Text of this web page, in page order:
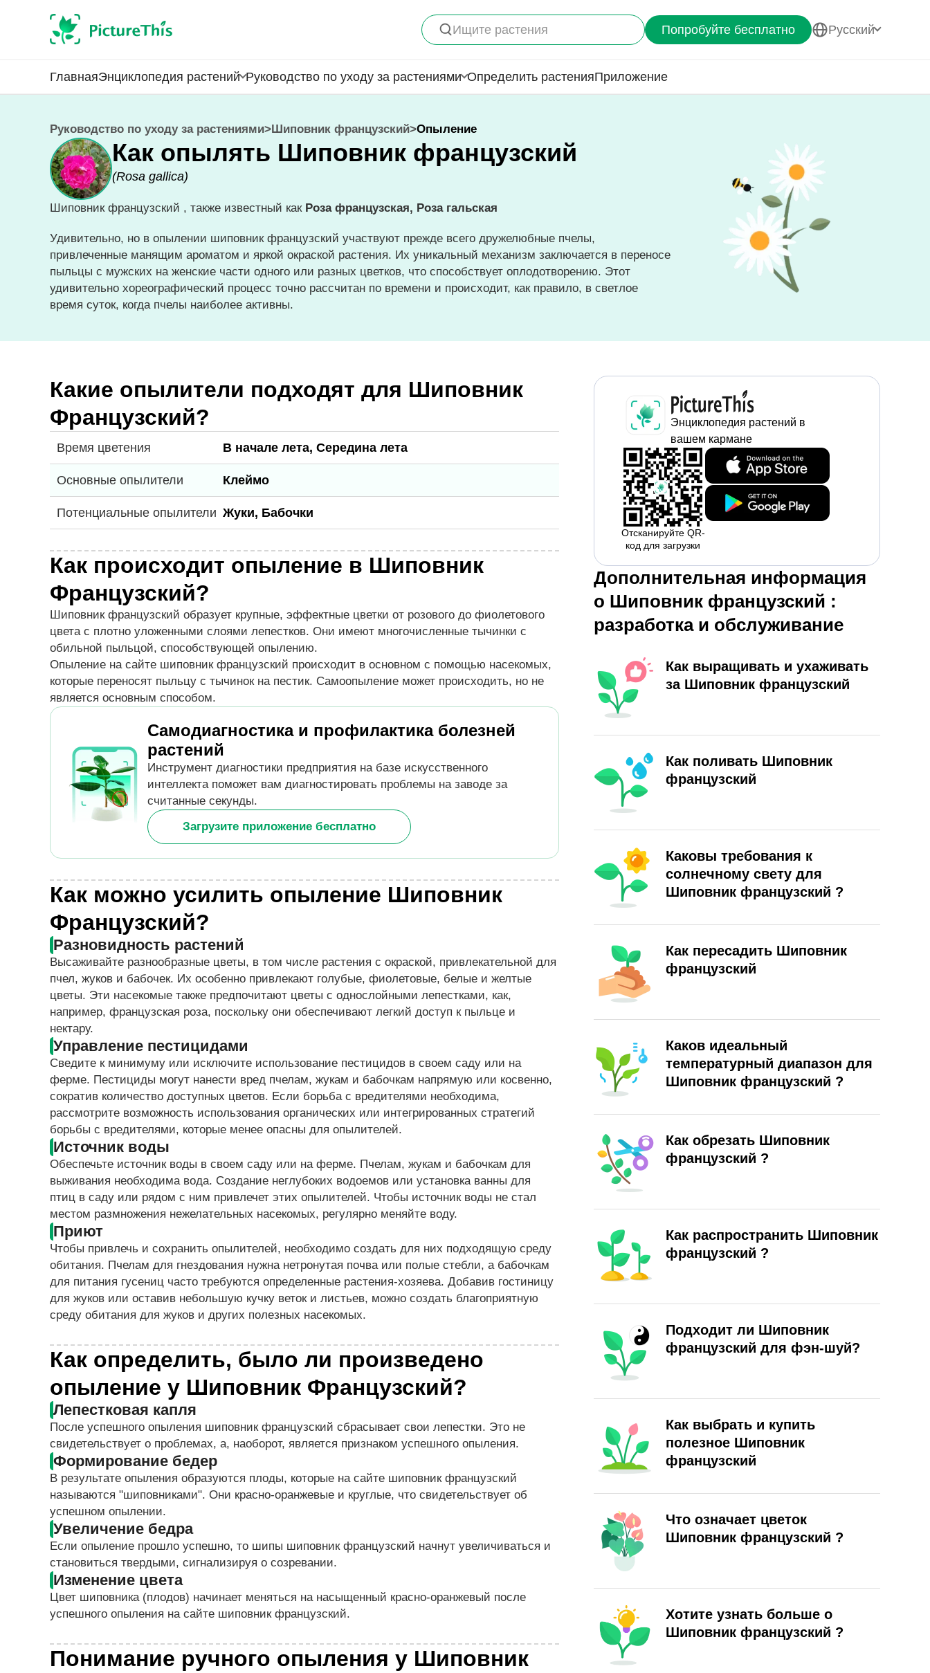
Ищите растения Попробуйте бесплатно Pусский
ГлавнаяЭнциклопедия растений Руководство по уходу за растениями Определить растенияПриложение
Руководство по уходу за растениями>Шиповник французский>Опыление
Как опылять Шиповник французский
(Rosa gallica)
Шиповник французский , также известный как Роза французская, Роза гальская
Удивительно, но в опылении шиповник французский участвуют прежде всего дружелюбные пчелы,
привлеченные манящим ароматом и яркой окраской растения. Их уникальный механизм заключается в переносе
пыльцы с мужских на женские части одного или разных цветков, что способствует оплодотворению. Этот
удивительно хореографический процесс точно рассчитан по времени и происходит, как правило, в светлое
время суток, когда пчелы наиболее активны.
Какие опылители подходят для Шиповник
Французский?
Время цветения В начале лета, Середина лета
Основные опылители Клеймо
Потенциальные опылители Жуки, Бабочки
Как происходит опыление в Шиповник
Французский?
Шиповник французский образует крупные, эффектные цветки от розового до фиолетового
цвета с плотно уложенными слоями лепестков. Они имеют многочисленные тычинки с
обильной пыльцой, способствующей опылению.
Опыление на сайте шиповник французский происходит в основном с помощью насекомых,
которые переносят пыльцу с тычинок на пестик. Самоопыление может происходить, но не
является основным способом.
Самодиагностика и профилактика болезней
растений
Инструмент диагностики предприятия на базе искусственного
интеллекта поможет вам диагностировать проблемы на заводе за
считанные секунды.
Загрузите приложение бесплатно
Как можно усилить опыление Шиповник
Французский?
Разновидность растений
Высаживайте разнообразные цветы, в том числе растения с окраской, привлекательной для
пчел, жуков и бабочек. Их особенно привлекают голубые, фиолетовые, белые и желтые
цветы. Эти насекомые также предпочитают цветы с однослойными лепестками, как,
например, французская роза, поскольку они обеспечивают легкий доступ к пыльце и
нектару.
Управление пестицидами
Сведите к минимуму или исключите использование пестицидов в своем саду или на
ферме. Пестициды могут нанести вред пчелам, жукам и бабочкам напрямую или косвенно,
сократив количество доступных цветов. Если борьба с вредителями необходима,
рассмотрите возможность использования органических или интегрированных стратегий
борьбы с вредителями, которые менее опасны для опылителей.
Источник воды
Обеспечьте источник воды в своем саду или на ферме. Пчелам, жукам и бабочкам для
выживания необходима вода. Создание неглубоких водоемов или установка ванны для
птиц в саду или рядом с ним привлечет этих опылителей. Чтобы источник воды не стал
местом размножения нежелательных насекомых, регулярно меняйте воду.
Приют
Чтобы привлечь и сохранить опылителей, необходимо создать для них подходящую среду
обитания. Пчелам для гнездования нужна нетронутая почва или полые стебли, а бабочкам
для питания гусениц часто требуются определенные растения-хозяева. Добавив гостиницу
для жуков или оставив небольшую кучку веток и листьев, можно создать благоприятную
среду обитания для жуков и других полезных насекомых.
Как определить, было ли произведено
опыление у Шиповник Французский?
Лепестковая капля
После успешного опыления шиповник французский сбрасывает свои лепестки. Это не
свидетельствует о проблемах, а, наоборот, является признаком успешного опыления.
Формирование бедер
В результате опыления образуются плоды, которые на сайте шиповник французский
называются "шиповниками". Они красно-оранжевые и круглые, что свидетельствует об
успешном опылении.
Увеличение бедра
Если опыление прошло успешно, то шипы шиповник французский начнут увеличиваться и
становиться твердыми, сигнализируя о созревании.
Изменение цвета
Цвет шиповника (плодов) начинает меняться на насыщенный красно-оранжевый после
успешного опыления на сайте шиповник французский.
Понимание ручного опыления у Шиповник
Энциклопедия растений в
вашем кармане
Отсканируйте QR-
код для загрузки
Дополнительная информация
о Шиповник французский :
разработка и обслуживание
Как выращивать и ухаживать
за Шиповник французский
Как поливать Шиповник
французский
Каковы требования к
солнечному свету для
Шиповник французский ?
Как пересадить Шиповник
французский
Каков идеальный
температурный диапазон для
Шиповник французский ?
Как обрезать Шиповник
французский ?
Как распространить Шиповник
французский ?
Подходит ли Шиповник
французский для фэн-шуй?
Как выбрать и купить
полезное Шиповник
французский
Что означает цветок
Шиповник французский ?
Хотите узнать больше о
Шиповник французский ?